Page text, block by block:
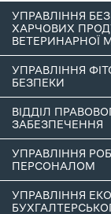
УПРАВЛІННЯ
ХАРЧОВИХ
ВЕТЕРИНАРНОЇ
УПРАВЛІННЯ
БЕЗПЕКИ
ВІДДІЛ
ЗАБЕЗПЕЧЕННЯ
УПРАВЛІННЯ
ПЕРСОНАЛОМ
УПРАВЛІННЯ